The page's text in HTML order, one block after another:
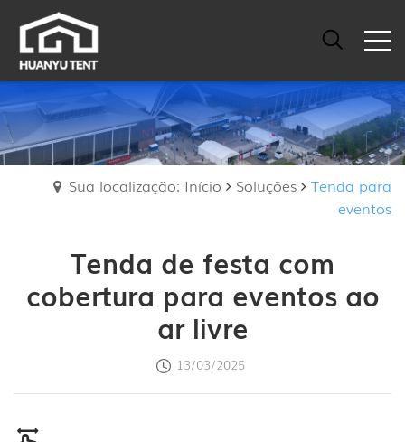
Sua localização: Início Soluções
Tenda para
eventos
Tenda de festa com
cobertura para eventos ao
ar livre
13/03/2025